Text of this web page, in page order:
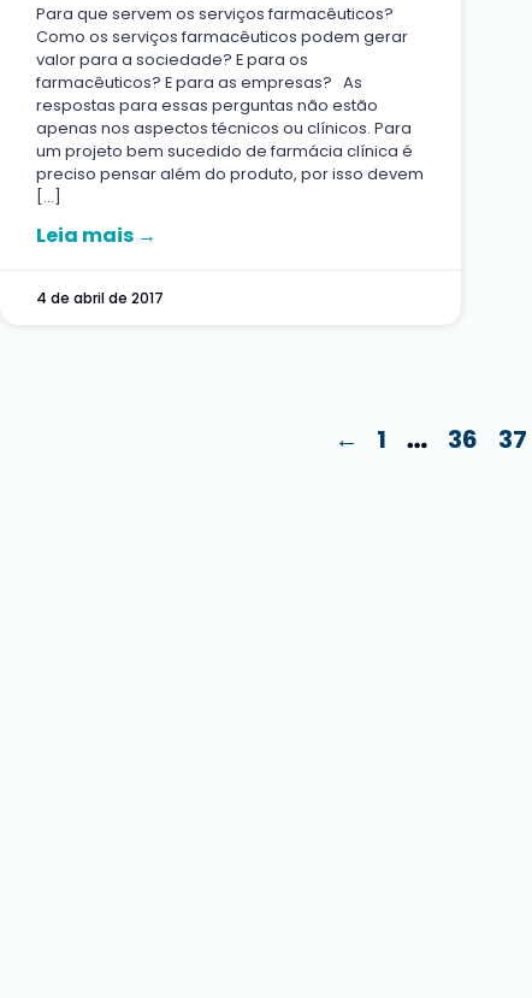
Para que servem os serviços farmacêuticos?
Como os serviços farmacêuticos podem gerar
valor para a sociedade? E para os
farmacêuticos? E para as empresas? As
respostas para essas perguntas não estão
apenas nos aspectos técnicos ou clínicos. Para
um projeto bem sucedido de farmácia clínica é
preciso pensar além do produto, por isso devem
[…]
Leia mais →
4 de abril de 2017
← 1 … 36 37